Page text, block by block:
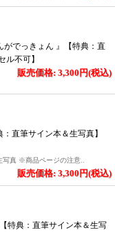
がでっきょん 』【特典：直
ル不可】
販売価格: 3,300円(税込)
直筆サイン本＆生写真】
写真 ※商品ページの注意..
販売価格: 3,300円(税込)
特典：直筆サイン本＆生写